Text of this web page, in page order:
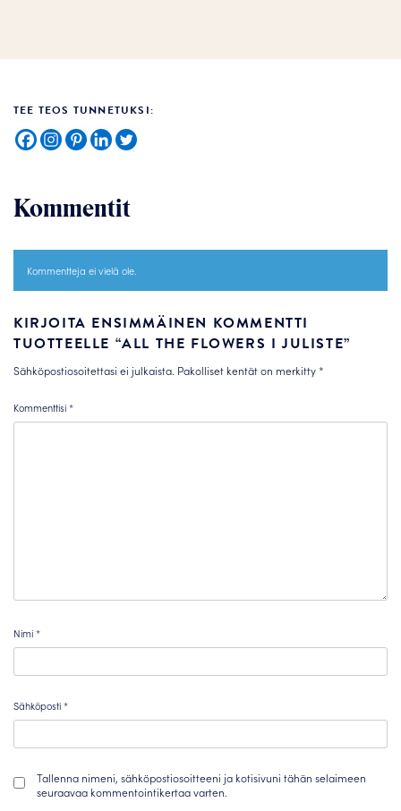
TEE TEOS TUNNETUKSI:
Kommentit
Kommentteja ei vielä ole.
KIRJOITA ENSIMMÄINEN KOMMENTTI
TUOTTEELLE “ALL THE FLOWERS I JULISTE”
Sähköpostiosoitettasi ei julkaista. Pakolliset kentät on merkitty*
Kommenttisi*
Nimi*
Sähköposti*
Tallenna nimeni, sähköpostiosoitteeni ja kotisivuni tähän selaimeen
seuraavaa kommentointikertaa varten.